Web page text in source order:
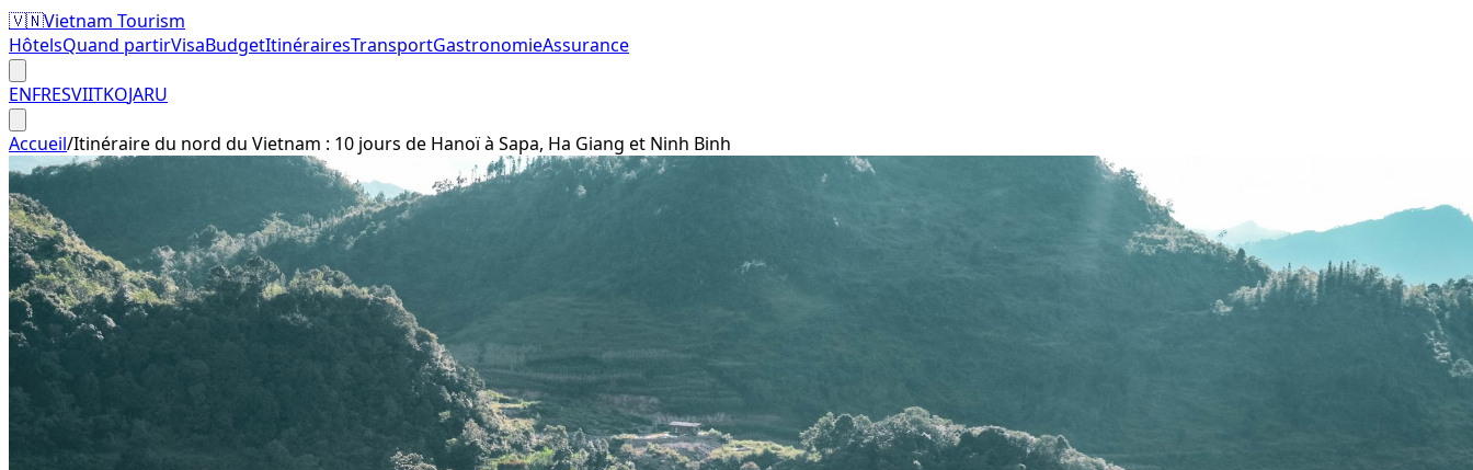
🇻🇳Vietnam Tourism
HôtelsQuand partirVisaBudgetItinérairesTransportGastronomieAssurance
ENFRESVIITKOJARU
Accueil/Itinéraire du nord du Vietnam : 10 jours de Hanoï à Sapa, Ha Giang et Ninh Binh